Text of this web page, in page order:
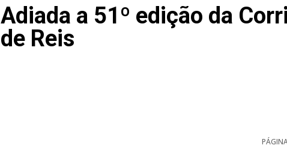
Adiada a 51º edição da
de Reis